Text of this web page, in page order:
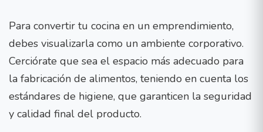
Para convertir tu cocina en un emprendimiento,
debes visualizarla como un ambiente corporativo.
Cerciórate que sea el espacio más adecuado para
la fabricación de alimentos, teniendo en cuenta los
estándares de higiene, que garanticen la seguridad
y calidad final del producto.